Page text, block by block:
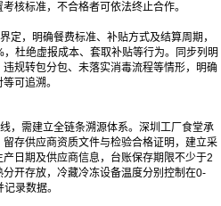
核标准，不合格者可依法终止合作。
定，明确餐费标准、补贴方式及结算周期，
杜绝虚报成本、套取补贴等行为。同步列明
规转包分包、未落实消毒流程等情形，明确
可追溯。
，需建立全链条溯源体系。深圳工厂食堂承
存供应商资质文件与检验合格证明，建立采
日期及供应商信息，台账保存期限不少于2
开存放，冷藏冷冻设备温度分别控制在0-
录数据。